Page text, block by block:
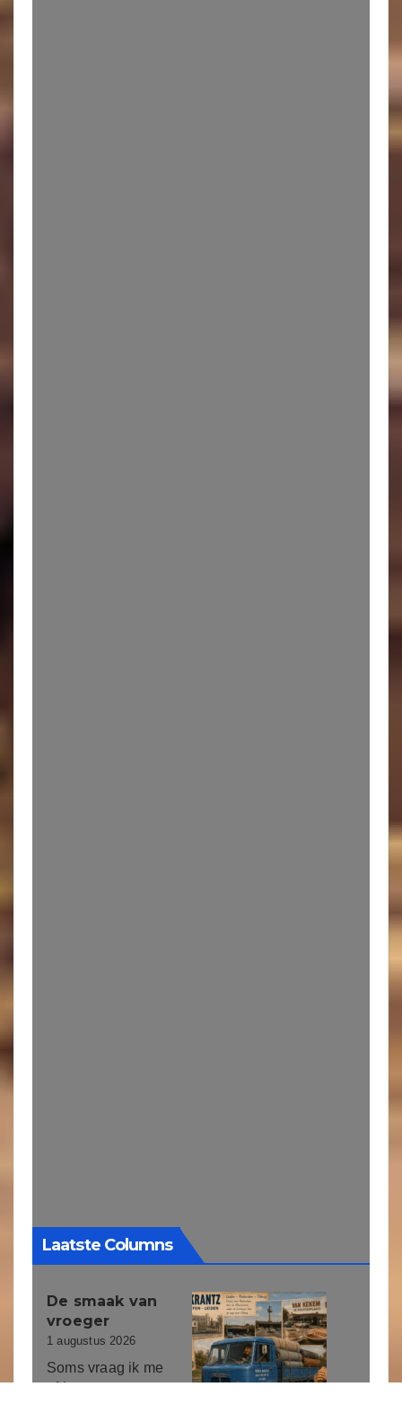
Laatste Columns
De smaak van
vroeger
1 augustus 2026
Soms vraag ik me
af hoe